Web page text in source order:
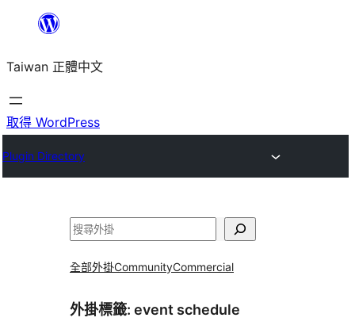
主
要
內
Taiwan 正體中文
取得 WordPress
Plugin Directory
搜
全部外掛CommunityCommercial
外掛標籤: event schedule